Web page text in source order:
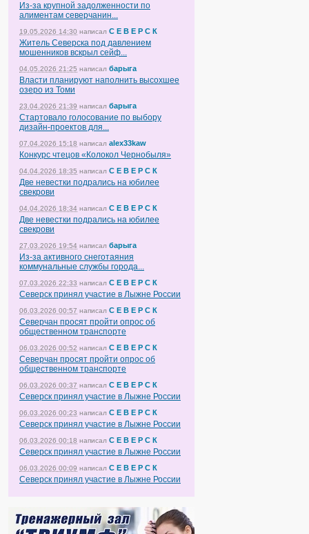
Из-за крупной задолженности по
алиментам северчанин...
19.05.2026 14:30 написал С Е В Е Р С К
Житель Северска под давлением
мошенников вскрыл сейф...
04.05.2026 21:25 написал барыга
Власти планируют наполнить высохшее
озеро из Томи
23.04.2026 21:39 написал барыга
Стартовало голосование по выбору
дизайн-проектов для...
07.04.2026 15:18 написал alex33kaw
Конкурс чтецов «Колокол Чернобыля»
04.04.2026 18:35 написал С Е В Е Р С К
Две невестки подрались на юбилее
свекрови
04.04.2026 18:34 написал С Е В Е Р С К
Две невестки подрались на юбилее
свекрови
27.03.2026 19:54 написал барыга
Из-за активного снеготаяния
коммунальные службы города...
07.03.2026 22:33 написал С Е В Е Р С К
Северск принял участие в Лыжне России
06.03.2026 00:57 написал С Е В Е Р С К
Северчан просят пройти опрос об
общественном транспорте
06.03.2026 00:52 написал С Е В Е Р С К
Северчан просят пройти опрос об
общественном транспорте
06.03.2026 00:37 написал С Е В Е Р С К
Северск принял участие в Лыжне России
06.03.2026 00:23 написал С Е В Е Р С К
Северск принял участие в Лыжне России
06.03.2026 00:18 написал С Е В Е Р С К
Северск принял участие в Лыжне России
06.03.2026 00:09 написал С Е В Е Р С К
Северск принял участие в Лыжне России